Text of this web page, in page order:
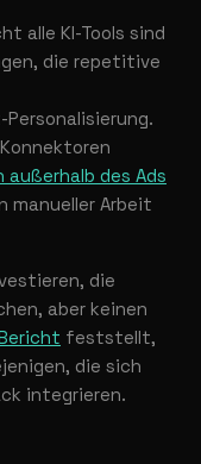
alle KI-Tools sind
die repetitive
außerhalb des Ads
manueller Arbeit
die
aber keinen
feststellt,
die sich
integrieren.